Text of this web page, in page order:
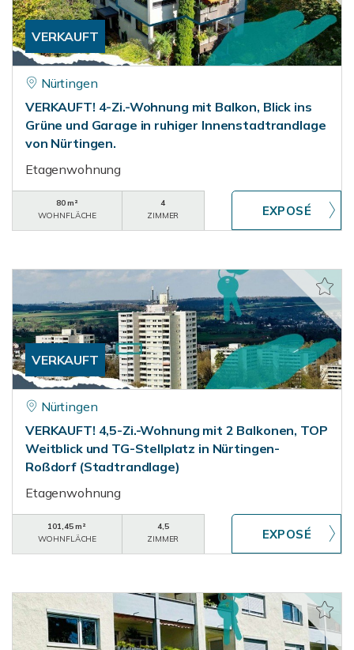
VERKAUFT
Nürtingen
VERKAUFT! 4-Zi.-Wohnung mit Balkon, Blick ins
Grüne und Garage in ruhiger Innenstadtrandlage
von Nürtingen.
Etagenwohnung
80 m²
WOHNFLÄCHE
4
ZIMMER
VERKAUFT
Nürtingen
VERKAUFT! 4,5-Zi.-Wohnung mit 2 Balkonen, TOP
Weitblick und TG-Stellplatz in Nürtingen-
Roßdorf (Stadtrandlage)
Etagenwohnung
101,45 m²
WOHNFLÄCHE
4,5
ZIMMER